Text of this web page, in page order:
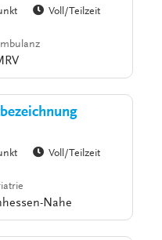
Voll/Teilzeit
Voll/Teilzeit
Nahe